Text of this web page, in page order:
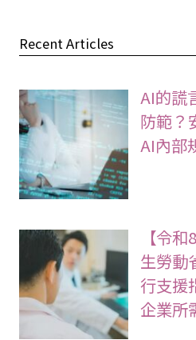
Recent Articles
AI的謊
防範？
AI內部
【令
生勞動
行支援
企業所